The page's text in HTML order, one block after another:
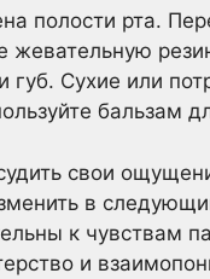
полости рта.
Сухие или
бальзам
свои
в
к чувствам
и